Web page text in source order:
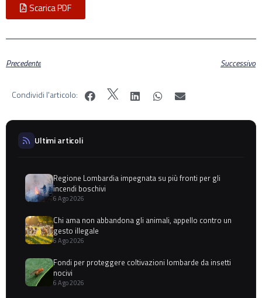
Scarica PDF
Precedente Successivo
Condividi l'articolo:
Ultimi articoli
Regione Lombardia impegnata su più fronti per gli
incendi boschivi
6 Ago 2026
Chi ama non abbandona gli animali, appello contro un
gesto illegale
6 Ago 2026
Fondi per proteggere coltivazioni lombarde da insetti
nocivi
6 Ago 2026